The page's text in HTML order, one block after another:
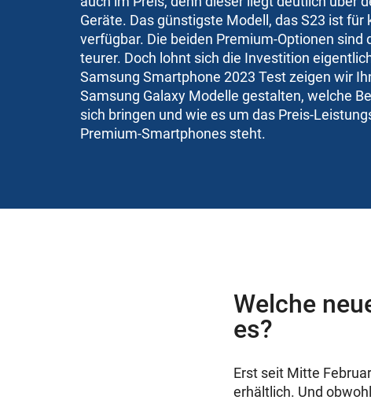
Geräte. Das günstigste Modell, das S23 ist für
verfügbar. Die beiden Premium-Optionen sind
teurer. Doch lohnt sich die Investition
Samsung Smartphone 2023 Test zeigen wir
Samsung Galaxy Modelle gestalten, welche
sich bringen und wie es um das Preis-
Premium-Smartphones steht.
Welche
es?
Erst seit Mitte
erhältlich. Und